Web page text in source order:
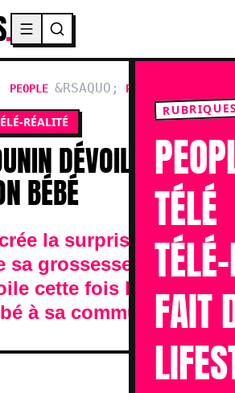
.
TÉLÉ
FAIT
PEOPLE PERSONNALITÉS
RÉALITÉ
DÉVOILE LE
BÉBÉ
la surprise avec
sa grossesse, Tiffany
cette fois le sexe de
à sa communauté.